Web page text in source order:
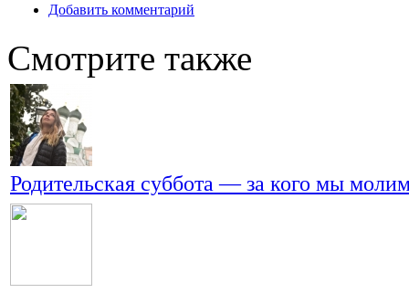
Добавить комментарий
Смотрите также
Родительская суббота — за кого мы